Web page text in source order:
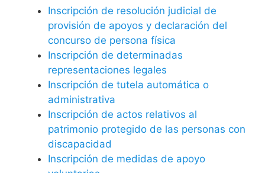
Inscripción de resolución judicial de
provisión de apoyos y declaración del
concurso de persona física
Inscripción de determinadas
representaciones legales
Inscripción de tutela automática o
administrativa
Inscripción de actos relativos al
patrimonio protegido de las personas con
discapacidad
Inscripción de medidas de apoyo